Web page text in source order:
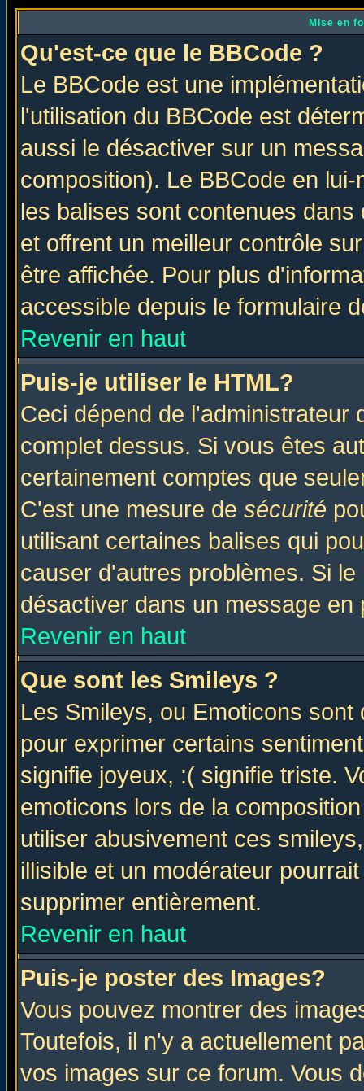
Mise en
Qu'est-ce que le BBCode ?
Le BBCode est une
l'utilisation du BBCode est
aussi le désactiver sur un
composition). Le BBCode en
les balises sont contenues
et offrent un meilleur contrôle
être affichée. Pour plus
accessible depuis le formulaire
Revenir en haut
Puis-je utiliser le HTML?
Ceci dépend de l'administrateur
complet dessus. Si vous êtes
certainement comptes que
C'est une mesure de sécurité
utilisant certaines balises qui
causer d'autres problèmes. Si
désactiver dans un message
Revenir en haut
Que sont les Smileys ?
Les Smileys, ou Emoticons
pour exprimer certains
signifie joyeux, :( signifie triste.
emoticons lors de la
utiliser abusivement ces
illisible et un modérateur
supprimer entièrement.
Revenir en haut
Puis-je poster des Images?
Vous pouvez montrer des
Toutefois, il n'y a actuellement
vos images sur ce forum. Vous